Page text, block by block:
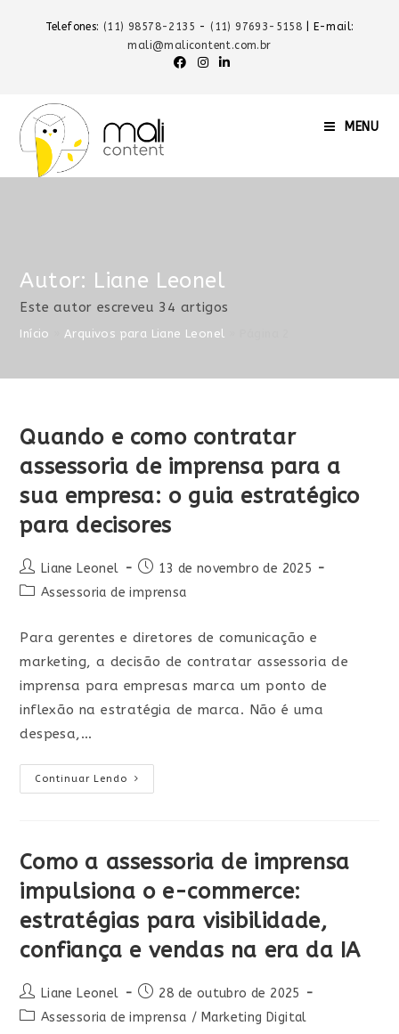
Telefones: (11) 98578-2135 - (11) 97693-5158
| E-mail:
mali@malicontent.com.br
MENU
Autor: Liane Leonel
Este autor escreveu 34 artigos
Início »Arquivos para Liane Leonel
Quando e como contratar
assessoria de imprensa para a
sua empresa: o guia estratégico
para decisores
Liane Leonel
13 de novembro de 2025
Assessoria de imprensa
Para gerentes e diretores de comunicação e
marketing, a decisão de contratar assessoria de
imprensa para empresas marca um ponto de
inflexão na estratégia de marca. Não é uma
despesa,…
Continuar Lendo
Como a assessoria de imprensa
impulsiona o e-commerce:
estratégias para visibilidade,
confiança e vendas na era da IA
Liane Leonel
28 de outubro de 2025
Assessoria de imprensa / Marketing Digital